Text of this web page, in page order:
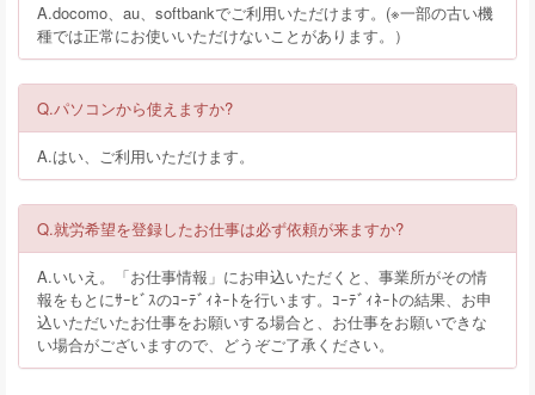
A.docomo、au、softbankでご利用いただけます。(※一部の古い機
種では正常にお使いいただけないことがあります。）
Q.パソコンから使えますか?
A.はい、ご利用いただけます。
Q.就労希望を登録したお仕事は必ず依頼が来ますか?
A.いいえ。「お仕事情報」にお申込いただくと、事業所がその情
報をもとにｻｰﾋﾞｽのｺｰﾃﾞｨﾈｰﾄを行います。ｺｰﾃﾞｨﾈｰﾄの結果、お申
込いただいたお仕事をお願いする場合と、お仕事をお願いできな
い場合がございますので、どうぞご了承ください。